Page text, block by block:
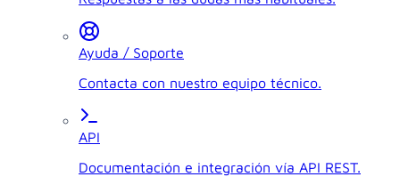
Ayuda / Soporte
Contacta con nuestro equipo técnico.
API
Documentación e integración vía API REST.